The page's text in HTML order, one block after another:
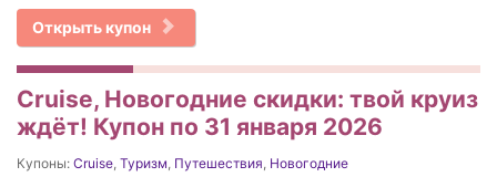
Открыть купон
Cruise, Новогодние скидки: твой круиз
ждёт! Купон по 31 января 2026
Купоны: Cruise Туризм Путешествия Новогодние